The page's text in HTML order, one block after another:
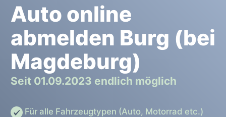
Auto online
abmelden Burg (bei
Magdeburg)
Seit 01.09.2023 endlich möglich
Für alle Fahrzeugtypen (Auto, Motorrad etc.)